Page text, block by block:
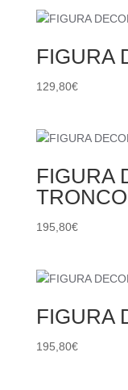
FIGURA
129,80€
FIGURA
TRONCO
195,80€
FIGURA
195,80€